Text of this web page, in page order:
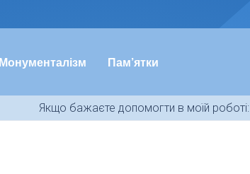
Монументалізм Пам’ятки
Якщо бажаєте допомогти в моїй роботі: